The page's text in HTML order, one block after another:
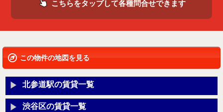
こちらをタップして各種問合せできます
この物件の地図を見る
北参道駅の賃貸一覧
渋谷区の賃貸一覧